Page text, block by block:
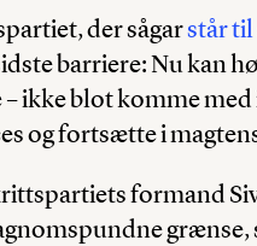
der sågarstår til
barriere: Nu kan
ikke blot komme med
og fortsætte i
formand Siv